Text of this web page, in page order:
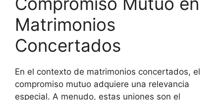
Matrimonios
Concertados
En el contexto de matrimonios concertados, el
compromiso mutuo adquiere una relevancia
especial. A menudo, estas uniones son el